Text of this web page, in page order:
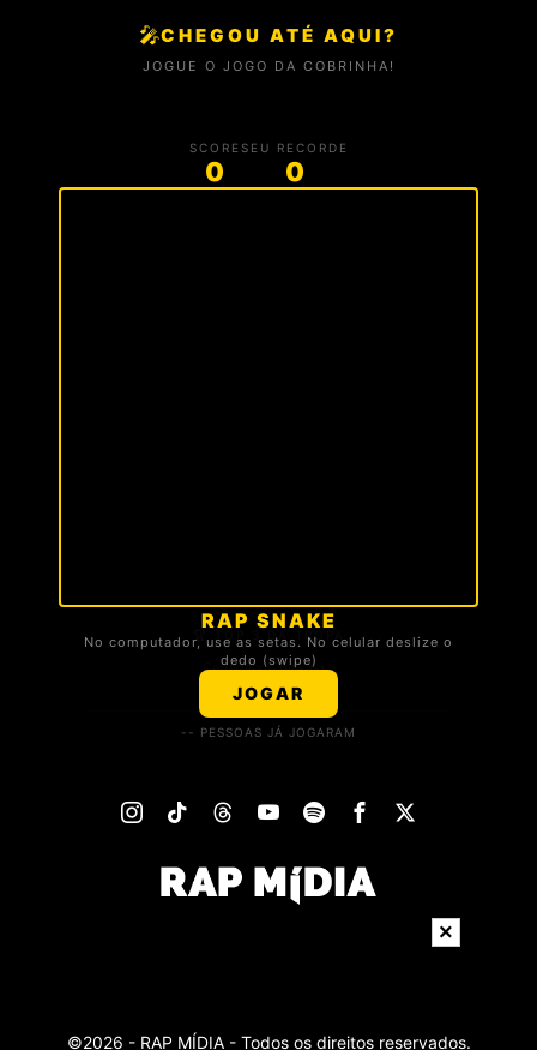
🎤CHEGOU ATÉ AQUI?
JOGUE O JOGO DA COBRINHA!
SCORE
0
SEU RECORDE
0
RAP SNAKE
No computador, use as setas. No celular deslize o
dedo (swipe)
JOGAR
🏆 TOP 3 DA TROPA
Carregando ranking...
-- PESSOAS JÁ JOGARAM
×
©2026 - RAP MÍDIA - Todos os direitos reservados.